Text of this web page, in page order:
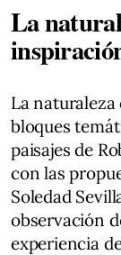
La
La
bloques
paisajes de
con las
Soledad
observación
experiencia